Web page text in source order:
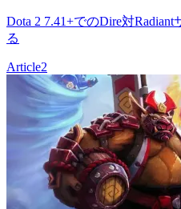
Dota 2 7.41+でのDire対
る
Article2